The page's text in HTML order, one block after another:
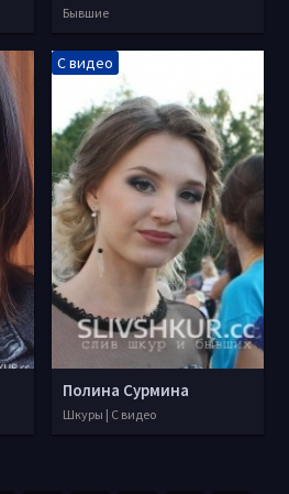
Бывшие
С видео
Полина Сурмина
Шкуры | С видео